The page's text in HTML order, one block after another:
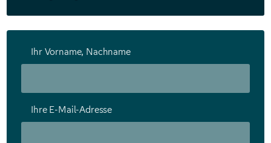
Ihr Vorname, Nachname
Ihre E-Mail-Adresse